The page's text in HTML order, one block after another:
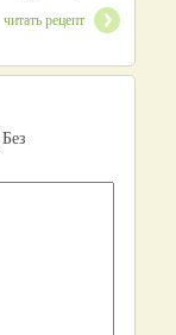
читать рецепт
Без